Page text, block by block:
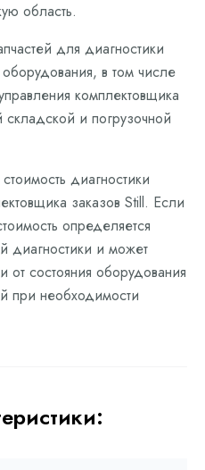
область.
для диагностики
в том числе
комплектовщика
складской и погрузочной
диагностики
заказов Still. Если
определяется
диагностики и может
от состояния оборудования
при необходимости